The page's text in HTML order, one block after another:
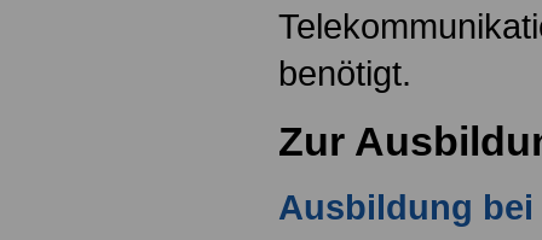
benötigt.
Zur
Ausbildung